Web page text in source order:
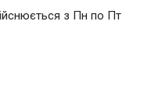
з Пн по Пт